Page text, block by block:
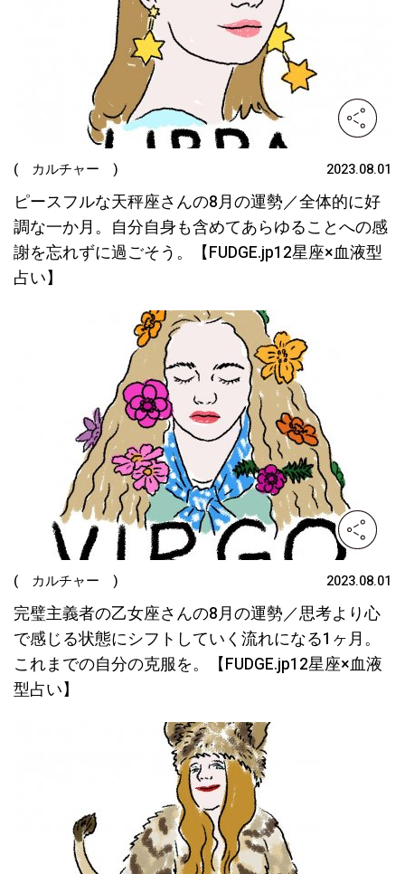
( カルチャー ) 2023.08.01
ピースフルな天秤座さんの8月の運勢／全体的に好
調な一か月。自分自身も含めてあらゆることへの感
謝を忘れずに過ごそう。【FUDGE.jp12星座×血液型
占い】
( カルチャー ) 2023.08.01
完璧主義者の乙女座さんの8月の運勢／思考より心
で感じる状態にシフトしていく流れになる1ヶ月。
これまでの自分の克服を。【FUDGE.jp12星座×血液
型占い】